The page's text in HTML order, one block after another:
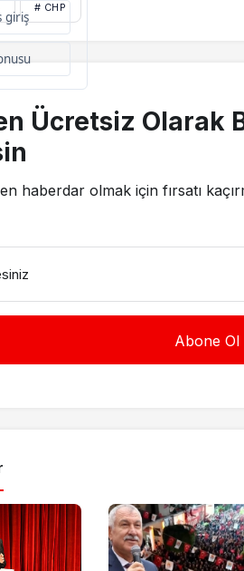
giriş
# CHP
Ücretsiz Olarak
haberdar olmak için fırsatı